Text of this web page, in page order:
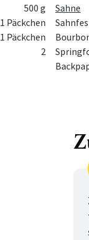
500 g
Sahne
1 Päckchen
1 Päckchen
2